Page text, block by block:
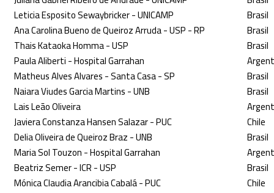
Leticia Esposito Sewaybricker - UNICAMP
Brasil
Ana Carolina Bueno de Queiroz Arruda - USP - RP
Brasil
Thais Kataoka Homma - USP
Brasil
Paula Aliberti - Hospital Garrahan
Matheus Alves Alvares - Santa Casa - SP
Brasil
Naiara Viudes Garcia Martins - UNB
Brasil
Lais Leão Oliveira
Javiera Constanza Hansen Salazar - PUC
Chile
Delia Oliveira de Queiroz Braz - UNB
Brasil
Maria Sol Touzon - Hospital Garrahan
Beatriz Semer - ICR - USP
Brasil
Mónica Claudia Arancibia Cabalá - PUC
Chile